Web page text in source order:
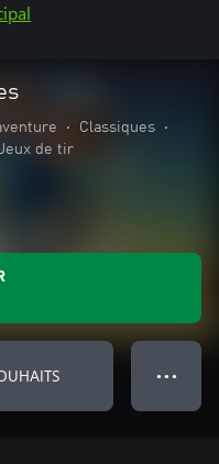
• Classiques
•
de tir
● ● ●